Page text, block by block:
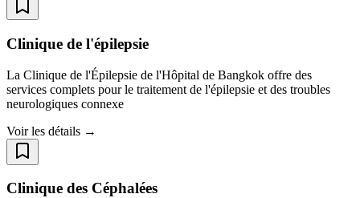
Clinique de l'épilepsie
La Clinique de l'Épilepsie de l'Hôpital de Bangkok offre des
services complets pour le traitement de l'épilepsie et des troubles
neurologiques connexe
Voir les détails →
Clinique des Céphalées